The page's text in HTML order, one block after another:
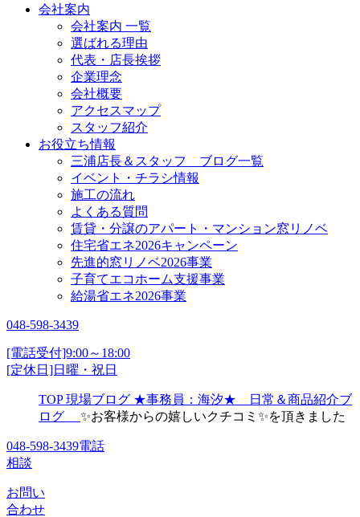
会社案内
会社案内 一覧
選ばれる理由
代表・店長挨拶
企業理念
会社概要
アクセスマップ
スタッフ紹介
お役立ち情報
三浦店長＆スタッフ ブログ一覧
イベント・チラシ情報
施工の流れ
よくある質問
賃貸・分譲のアパート・マンション窓リノベ
住宅省エネ2026キャンペーン
先進的窓リノベ2026事業
子育てエコホーム支援事業
給湯省エネ2026事業
048-598-3439
[電話受付]9:00～18:00
[定休日]日曜・祝日
TOP 現場ブログ ★事務員：海汐★ 日常＆商品紹介ブ
ログ
✨お客様からの嬉しいクチコミ✨を頂きました
048-598-3439電話
相談
お問い
合わせ